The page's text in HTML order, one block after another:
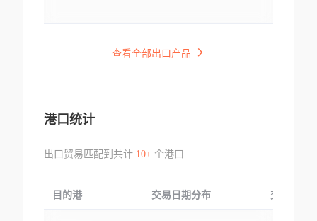
查看全部出口产品
港口统计
出口贸易匹配到共计 10+个港口
目的港 交易日期分布 交易产品